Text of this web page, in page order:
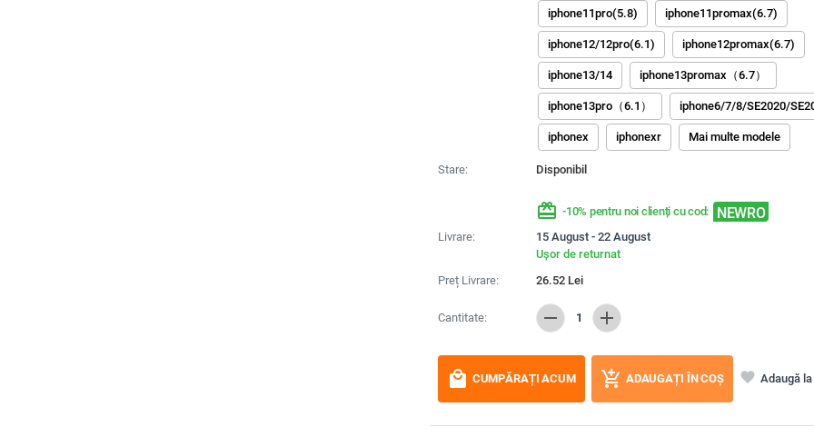
iphone11pro(5.8) iphone11promax(6.7)
iphone12/12pro(6.1) iphone12promax(6.7)
iphone13/14 iphone13promax（6.7）
iphone13pro（6.1） iphone6/7/8/SE2020/
iphonex iphonexr Mai multe modele
Stare: Disponibil
redeem -10% pentru noi clienți cu cod: NEWRO
Livrare:
15 August - 22 August
Ușor de returnat
Preț Livrare:
26.52Lei
Cantitate: remove 1 add
local_mall CUMPĂRAȚI ACUM add_shopping_cart ADAUGAȚI ÎN COȘ favorite Adaugă